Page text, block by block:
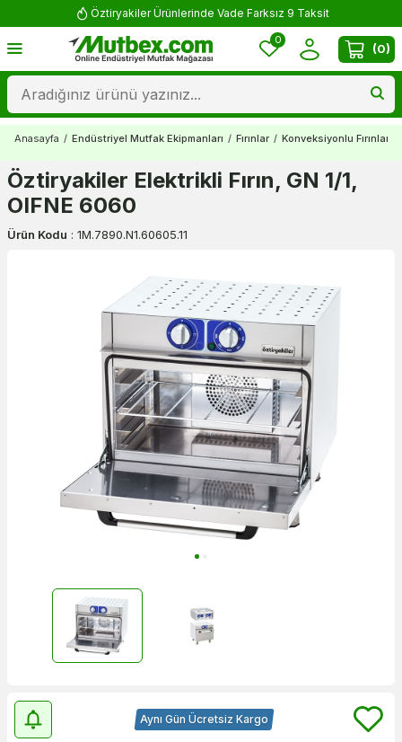
Öztiryakiler Ürünlerinde Vade Farksız 9 Taksit
0
(0)
Anasayfa / Endüstriyel Mutfak Ekipmanları / Fırınlar / Konveksiyonlu Fırınlar
Öztiryakiler Elektrikli Fırın, GN 1/1,
OIFNE 6060
Ürün Kodu : 1M.7890.N1.60605.11
Aynı Gün Ücretsiz Kargo